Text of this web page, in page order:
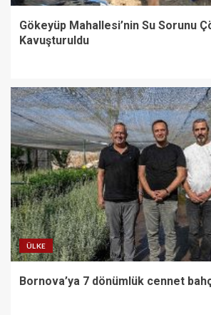
Gökeyüp Mahallesi’nin Su Sorunu
Kavuşturuldu
ÜLKE
Bornova’ya 7 dönümlük cennet